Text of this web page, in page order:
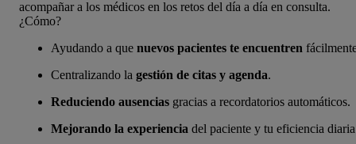
acompañar a los médicos en los retos del día a día en consulta.
¿Cómo?
Ayudando a que nuevos pacientes te encuentren
Centralizando la gestión de citas y agenda.
Reduciendo ausencias gracias a recordatorios automáticos.
Mejorando la experiencia del paciente y tu eficiencia